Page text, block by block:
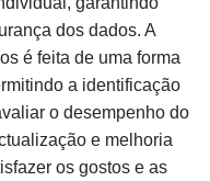
dos dados. A
é feita de uma forma
a identificação
o desempenho do
e melhoria
os gostos e as